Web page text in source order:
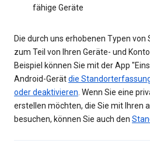
fähige Geräte
Die durch uns erhobenen Typen
zum Teil von Ihren Geräte- und
Beispiel können Sie mit der App
Android-Gerätdie
oder deaktivieren. Wenn Sie eine
erstellen möchten, die Sie mit Ihren
besuchen, können Sie auch den